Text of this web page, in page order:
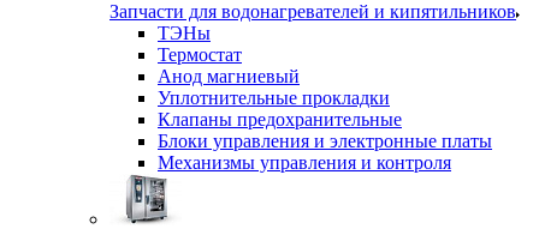
Запчасти для водонагревателей и кипятильников
ТЭНы
Термостат
Анод магниевый
Уплотнительные прокладки
Клапаны предохранительные
Блоки управления и электронные платы
Механизмы управления и контроля